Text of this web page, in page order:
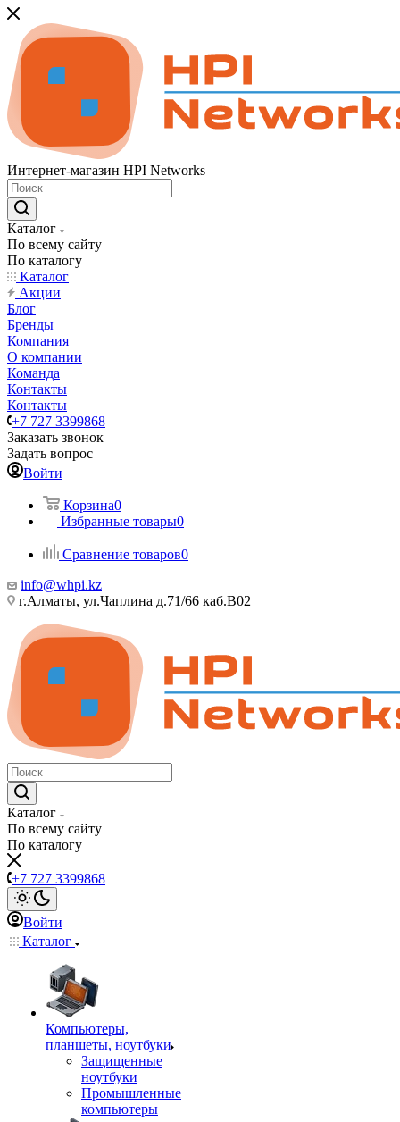
Интернет-магазин HPI Networks
Каталог
По всему сайту
По каталогу
Каталог
Акции
Блог
Бренды
Компания
О компании
Команда
Контакты
Контакты
+7 727 3399868
Заказать звонок
Задать вопрос
Войти
Корзина0
Избранные товары0
Сравнение товаров0
info@whpi.kz
г.Алматы, ул.Чаплина д.71/66 каб.B02
Каталог
По всему сайту
По каталогу
+7 727 3399868
Войти
Каталог
Компьютеры,
планшеты, ноутбуки
Защищенные
ноутбуки
Промышленные
компьютеры